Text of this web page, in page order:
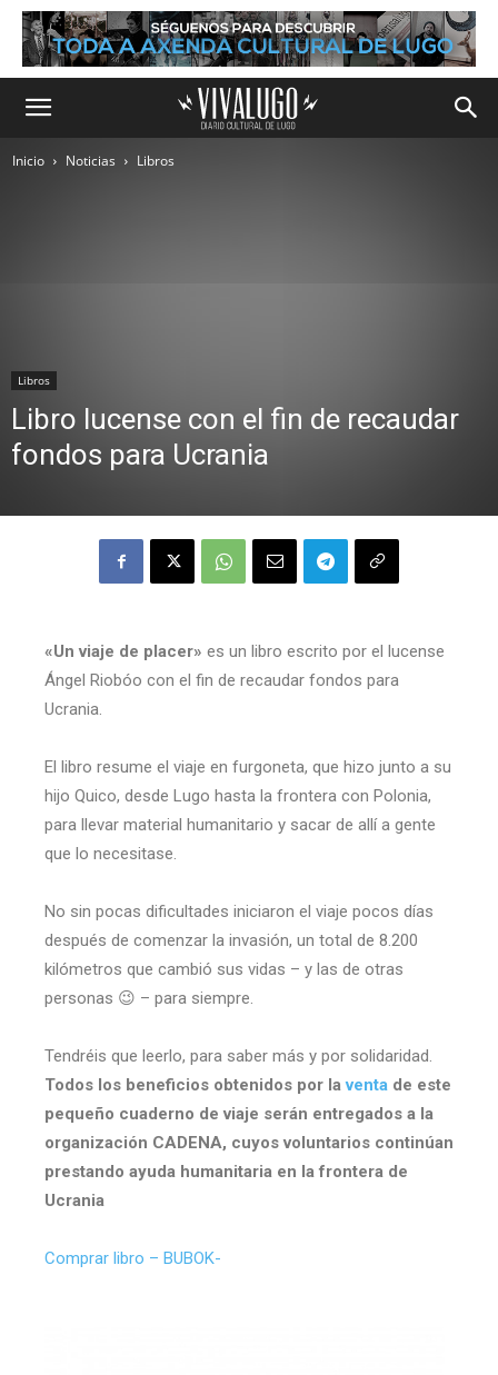
Inicio Noticias Libros
Libros
Libro lucense con el fin de recaudar
fondos para Ucrania
«Un viaje de placer» es un libro escrito por el lucense
Ángel Riobóo con el fin de recaudar fondos para
Ucrania.
El libro resume el viaje en furgoneta, que hizo junto a su
hijo Quico, desde Lugo hasta la frontera con Polonia,
para llevar material humanitario y sacar de allí a gente
que lo necesitase.
No sin pocas dificultades iniciaron el viaje pocos días
después de comenzar la invasión, un total de 8.200
kilómetros que cambió sus vidas – y las de otras
personas 😉 – para siempre.
Tendréis que leerlo, para saber más y por solidaridad.
Todos los beneficios obtenidos por laventa de este
pequeño cuaderno de viaje serán entregados a la
organización CADENA, cuyos voluntarios continúan
prestando ayuda humanitaria en la frontera de
Ucrania
Comprar libro – BUBOK-